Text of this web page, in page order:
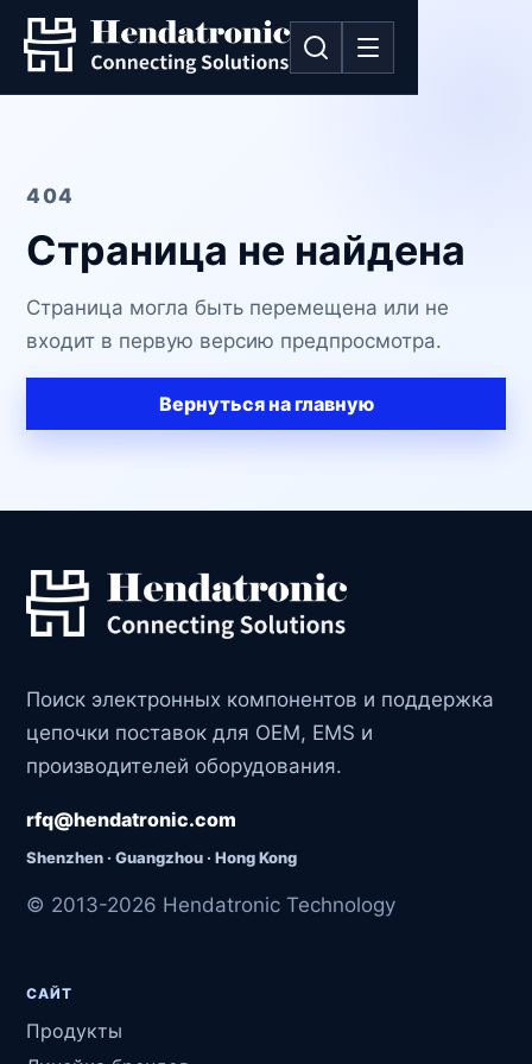
404
Страница не найдена
Страница могла быть перемещена или не
входит в первую версию предпросмотра.
Вернуться на главную
Поиск электронных компонентов и поддержка
цепочки поставок для OEM, EMS и
производителей оборудования.
rfq@hendatronic.com
Shenzhen · Guangzhou · Hong Kong
© 2013-2026 Hendatronic Technology
САЙТ
Продукты